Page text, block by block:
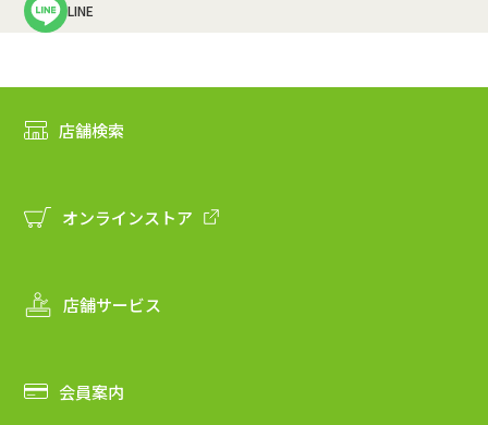
LINE
店舗検索
オンラインストア
店舗サービス
会員案内